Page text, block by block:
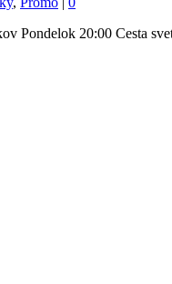
Pondelok 20:00 Cesta